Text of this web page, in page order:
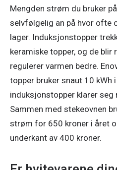
​Mengden strøm du bruker
selvfølgelig an på hvor ofte
lager. Induksjonstopper
keramiske topper, og de blir
regulerer varmen bedre.
topper bruker snaut 10 kWh
induksjonstopper klarer seg
Sammen med stekeovnen
strøm for 650 kroner i året
underkant av 400 kroner.